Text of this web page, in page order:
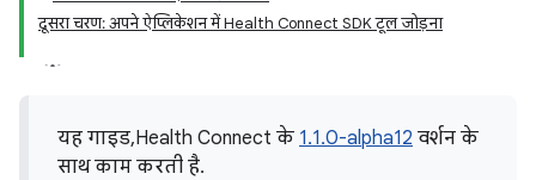
दूसरा चरण: अपने ऐप्लिकेशन में Health Connect SDK टूल जोड़ना
यह गाइड, Health Connect के 1.1.0-alpha12 वर्शन के
साथ काम करती है.